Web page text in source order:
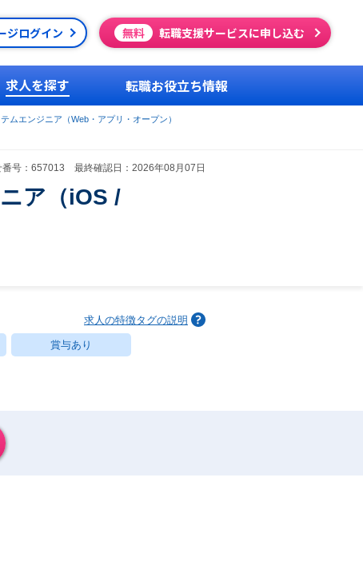
ジログイン 無料 転職支援サービスに申し込む
求人を探す 転職お役立ち情報
ムエンジニア（Web・アプリ・オープン）
番号：657013 最終確認日：2026年08月07日
ア（iOS /
求人の特徴タグの説明
賞与あり